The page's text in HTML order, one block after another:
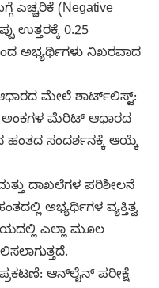
ಎಚ್ಚರಿಕೆ (Negative
ಉತ್ತರಕ್ಕೆ 0.25
ಅಭ್ಯರ್ಥಿಗಳು ನಿಖರವಾದ
ಮೇಲೆ ಶಾರ್ಟ್‌ಲಿಸ್ಟ್:
ಅಂಕಗಳ ಮೆರಿಟ್ ಆಧಾರದ
ಹಂತದ ಸಂದರ್ಶನಕ್ಕೆ ಆಯ್ಕೆ
ದಾಖಲೆಗಳ ಪರಿಶೀಲನೆ
ಅಭ್ಯರ್ಥಿಗಳ ವ್ಯಕ್ತಿತ್ವ
ಎಲ್ಲಾ ಮೂಲ
ಆನ್‌ಲೈನ್ ಪರೀಕ್ಷೆ